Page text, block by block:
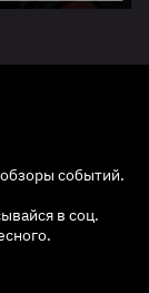
событий.
в соц.